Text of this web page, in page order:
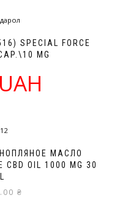
SPECIAL FORCE
MG
МАСЛО
CBD OIL 1000 MG 30
₴